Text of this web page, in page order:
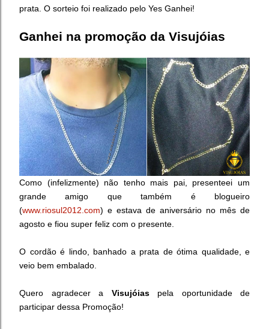
prata. O sorteio foi realizado pelo Yes Ganhei!
Ganhei na promoção da Visujóias
Como (infelizmente) não tenho mais pai, presenteei um
grande amigo que também é blogueiro
(www.riosul2012.com) e estava de aniversário no mês de
agosto e fiou super feliz com o presente.
O cordão é lindo, banhado a prata de ótima qualidade, e
veio bem embalado.
Quero agradecer a Visujóiaspela oportunidade de
participar dessa Promoção!